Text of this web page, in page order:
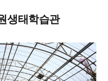
생태학습관